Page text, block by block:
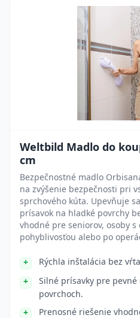
Weltbild Madlo do
cm
Bezpečnostné madlo
na zvýšenie bezpečnosti pri
sprchového kúta. Upevňuje
prísavok na hladké povrchy
vhodné pre seniorov, osoby s
pohyblivosťou alebo po
Rýchla inštalácia bez
Silné prísavky pre
povrchoch.
Prenosné riešenie